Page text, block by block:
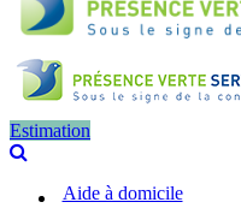
Estimation
Aide à domicile